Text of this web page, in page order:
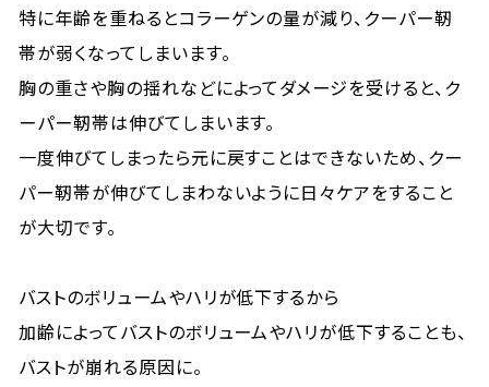
特に年齢を重ねるとコラーゲンの量が減り、クーパー靭
帯が弱くなってしまいます。
胸の重さや胸の揺れなどによってダメージを受けると、ク
ーパー靭帯は伸びてしまいます。
一度伸びてしまったら元に戻すことはできないため、クー
パー靭帯が伸びてしまわないように日々ケアをすること
が大切です。
バストのボリュームやハリが低下するから
加齢によってバストのボリュームやハリが低下することも、
バストが崩れる原因に。